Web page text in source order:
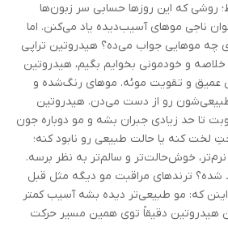
روشی که این روزها حسابی سر زبون‌ها
ناجی موهای آسیب‌دیده یاد می‌کنن. اما
چه موهایی جواب می‌ده؟ هیدروتین تراپی
و خودمونی بخوایم بگیم، هیدروتین
عمیق و تقویت موئه. موهای رنگ‌شده و
رو از دست می‌دن. هیدروتین
تا حد زیادی جبران بشه و مو دوباره جون
لخت کنه یا حالت طبیعی رو نابود کنه؛
خوش‌حالت‌تر و سالم‌تر به نظر برسه.
شده؟ ترندهای مراقبت مو دیگه مثل قبل
که: مو طبیعی‌تر دیده بشه آسیب کمتر
هیدروتین دقیقاً توی همین مسیر حرکت